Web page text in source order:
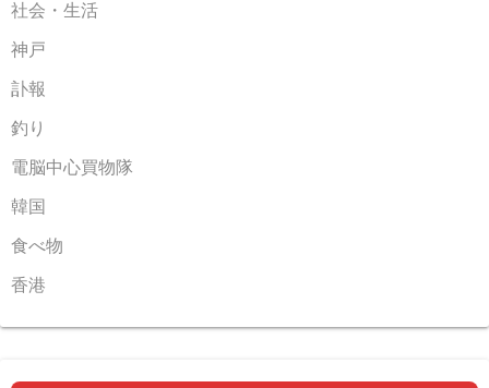
社会・生活
神戸
訃報
釣り
電脳中心買物隊
韓国
食べ物
香港